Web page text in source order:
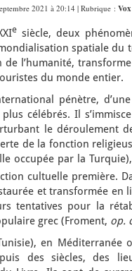
2021 à 20:14 | Rubrique :
esiècle, deux
spatiale du
de l’humanité,
du monde entier.
pénètre,
célébrés. Il
le déroulement
de la fonction
occupée par la
cultuelle première.
et transformée en
tentatives pour la
grec (Froment, op.
en Méditerranée
des siècles, des